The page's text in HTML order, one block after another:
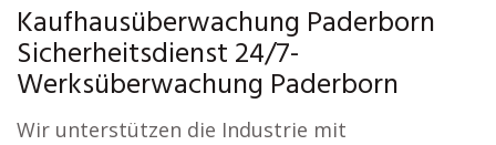
Kaufhausüberwachung Paderborn
Sicherheitsdienst 24/7-
Werksüberwachung Paderborn
Wir unterstützen die Industrie mit